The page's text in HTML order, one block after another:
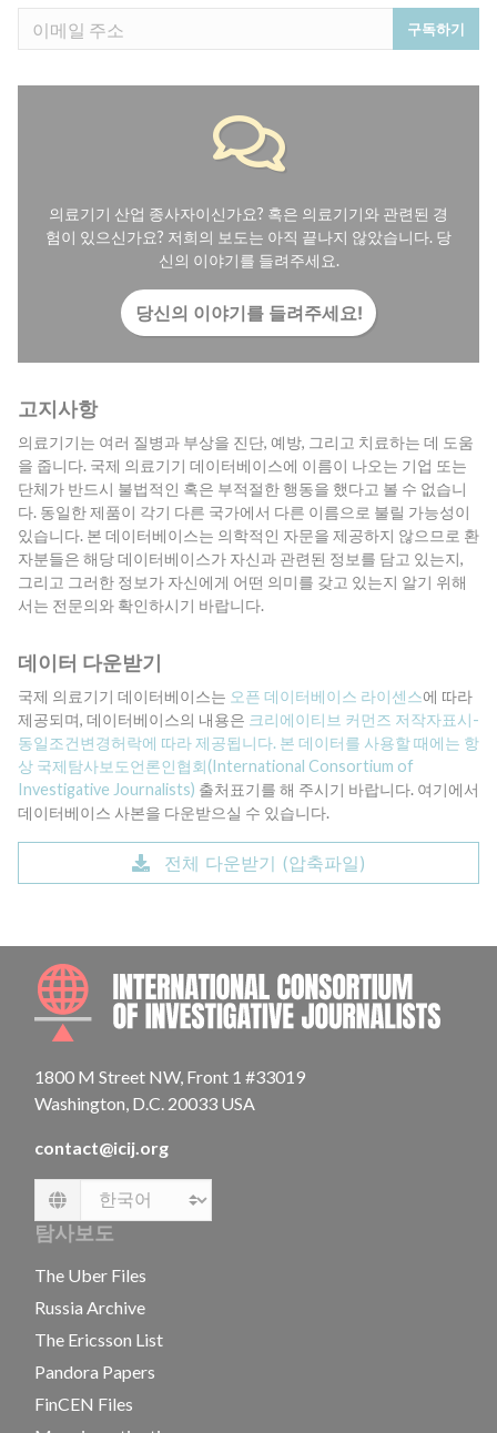
구독하기
의료기기 산업 종사자이신가요? 혹은 의료기기와 관련된 경
험이 있으신가요? 저희의 보도는 아직 끝나지 않았습니다. 당
신의 이야기를 들려주세요.
당신의 이야기를 들려주세요!
고지사항
의료기기는 여러 질병과 부상을 진단, 예방, 그리고 치료하는 데 도움
을 줍니다. 국제 의료기기 데이터베이스에 이름이 나오는 기업 또는
단체가 반드시 불법적인 혹은 부적절한 행동을 했다고 볼 수 없습니
다. 동일한 제품이 각기 다른 국가에서 다른 이름으로 불릴 가능성이
있습니다. 본 데이터베이스는 의학적인 자문을 제공하지 않으므로 환
자분들은 해당 데이터베이스가 자신과 관련된 정보를 담고 있는지,
그리고 그러한 정보가 자신에게 어떤 의미를 갖고 있는지 알기 위해
서는 전문의와 확인하시기 바랍니다.
데이터 다운받기
국제 의료기기 데이터베이스는 오픈 데이터베이스 라이센스에 따라
제공되며, 데이터베이스의 내용은 크리에이티브 커먼즈 저작자표시-
동일조건변경허락에 따라 제공됩니다. 본 데이터를 사용할 때에는 항
상 국제탐사보도언론인협회(International Consortium of
Investigative Journalists) 출처표기를 해 주시기 바랍니다. 여기에서
데이터베이스 사본을 다운받으실 수 있습니다.
전체 다운받기 (압축파일)
1800 M Street NW, Front 1 #33019
Washington, D.C. 20033 USA
contact@icij.org
Language
탐사보도
The Uber Files
Russia Archive
The Ericsson List
Pandora Papers
FinCEN Files